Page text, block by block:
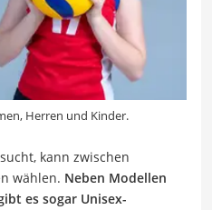
Herren und Kinder.
kann zwischen
wählen. Neben Modellen
es sogar Unisex-